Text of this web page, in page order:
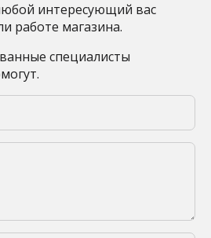
интересующий вас
работе магазина.
специалисты